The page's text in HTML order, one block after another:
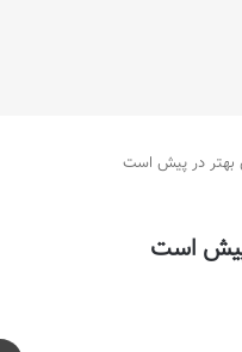
بهتر در پیش است
پیش است